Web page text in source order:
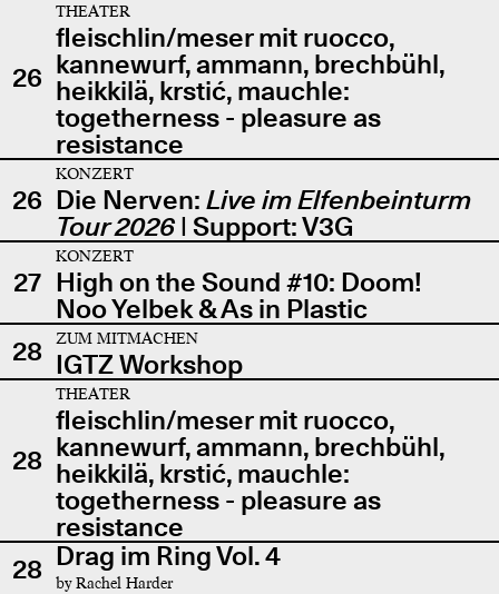
26
THEATER
fleischlin/meser mit ruocco,
kannewurf, ammann, brechbühl,
heikkilä, krstić, mauchle:
togetherness - pleasure as
resistance
26
KONZERT
Die Nerven: Live im Elfenbeinturm
Tour 2026| Support: V3G
27
KONZERT
High on the Sound #10: Doom!
Noo Yelbek & As in Plastic
28
ZUM MITMACHEN
IGTZ Workshop
28
THEATER
fleischlin/meser mit ruocco,
kannewurf, ammann, brechbühl,
heikkilä, krstić, mauchle:
togetherness - pleasure as
resistance
28 Drag im Ring Vol. 4
by Rachel Harder